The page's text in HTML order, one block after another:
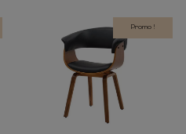
Promo !